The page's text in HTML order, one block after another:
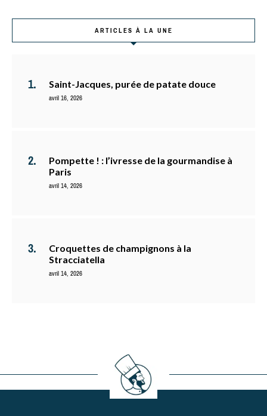
ARTICLES À LA UNE
Saint-Jacques, purée de patate douce
avril 16, 2026
Pompette ! : l’ivresse de la gourmandise à
Paris
avril 14, 2026
Croquettes de champignons à la
Stracciatella
avril 14, 2026